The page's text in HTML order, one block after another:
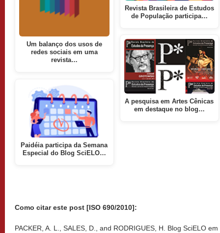
Um balanço dos usos de
redes sociais em uma
revista…
Paidéia participa da Semana
Especial do Blog SciELO…
Revista Brasileira de Estudos
de População participa…
A pesquisa em Artes Cênicas
em destaque no blog…
Como citar este post [ISO 690/2010]:
PACKER, A. L., SALES, D., and RODRIGUES, H. Blog SciELO